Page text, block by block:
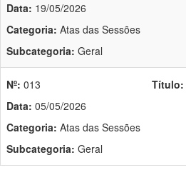
Data: 19/05/2026
Categoria: Atas das Sessões
Subcategoria: Geral
Nº: 013
Data: 05/05/2026
Categoria: Atas das Sessões
Subcategoria: Geral
Título: